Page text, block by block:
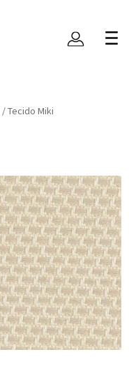
/Tecido Miki